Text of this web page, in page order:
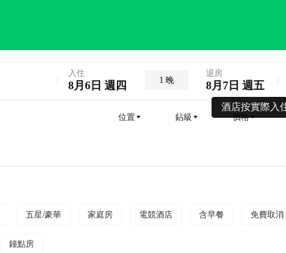
入住
8月6日 週四 1 晚
退房
8月7日 週五
酒店按實際入
位置 鉆級 價格
五星/豪華 家庭房 電競酒店 含早餐 免費取消
鐘點房